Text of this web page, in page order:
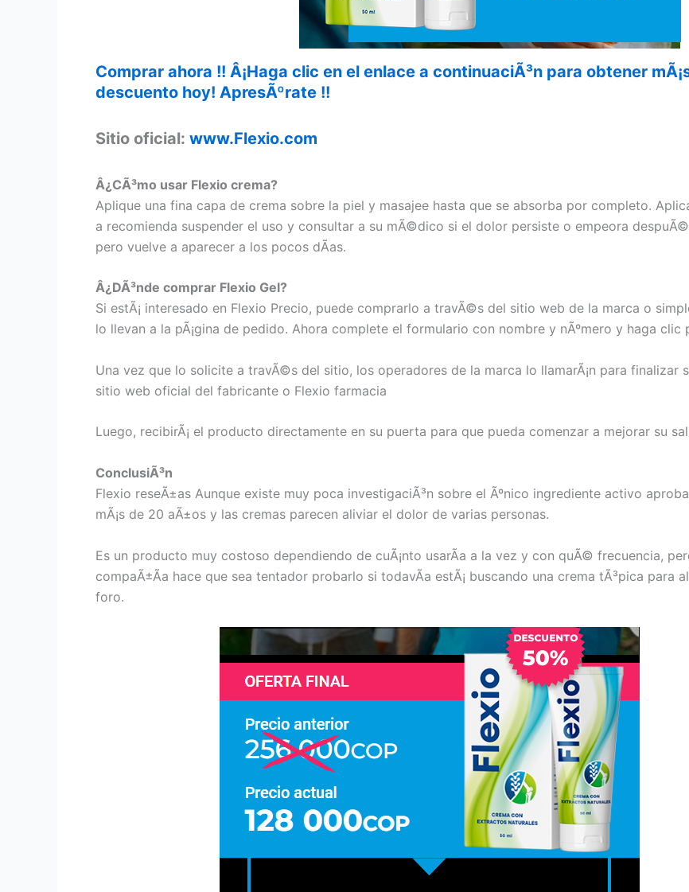
Comprar ahora !! Â¡Haga clic en el enlace a continuaciÃ³n para obtener
descuento hoy! ApresÃºrate !!
Sitio oficial: www.Flexio.com
Â¿CÃ³mo usar Flexio crema?
Aplique una fina capa de crema sobre la piel y masajee hasta que se absorba por completo.
a recomienda suspender el uso y consultar a su mÃ©dico si el dolor persiste o empeora
pero vuelve a aparecer a los pocos dÃ­as.
Â¿DÃ³nde comprar Flexio Gel?
Si estÃ¡ interesado en Flexio Precio, puede comprarlo a travÃ©s del sitio web de la marca o
lo llevan a la pÃ¡gina de pedido. Ahora complete el formulario con nombre y nÃºmero y haga clic
Una vez que lo solicite a travÃ©s del sitio, los operadores de la marca lo llamarÃ¡n para finalizar
sitio web oficial del fabricante o Flexio farmacia
Luego, recibirÃ¡ el producto directamente en su puerta para que pueda comenzar a mejorar su
ConclusiÃ³n
Flexio reseÃ±as Aunque existe muy poca investigaciÃ³n sobre el Ãºnico ingrediente activo
mÃ¡s de 20 aÃ±os y las cremas parecen aliviar el dolor de varias personas.
Es un producto muy costoso dependiendo de cuÃ¡nto usarÃ­a a la vez y con quÃ© frecuencia,
compaÃ±Ã­a hace que sea tentador probarlo si todavÃ­a estÃ¡ buscando una crema tÃ³pica para
foro.